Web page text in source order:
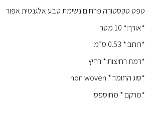
טפט טקסטורה פרחים נשימת טבע אלגנטית אפור
*אורך:* 10 מטר
*רוחב:* 0.53 ס”מ
*רמת רחיצות:* רחיץ
*סוג החומר:* non woven
*מרקם:* מחוספס